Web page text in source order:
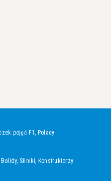
pojęć F1, Polacy
Bolidy, Silniki, Konstruktorzy